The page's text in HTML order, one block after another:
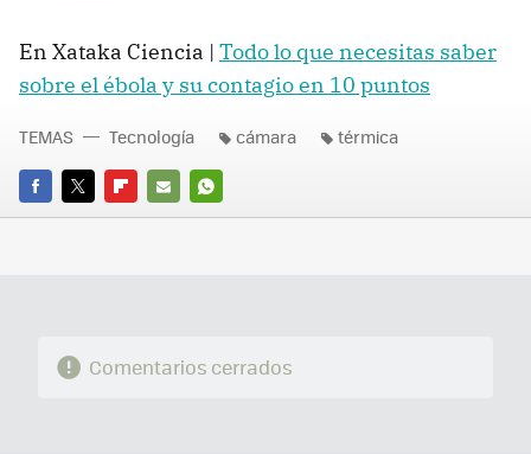
En Xataka Ciencia | Todo lo que necesitas saber
sobre el ébola y su contagio en 10 puntos
FACEBOOK
TWITTERFLIPBOARD
E-
WHATSAPP
TEMAS Tecnología cámara térmica
Comentarios cerrados